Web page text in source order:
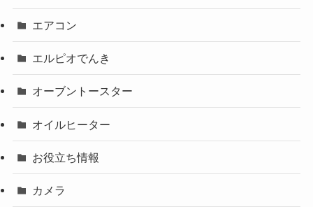
エアコン
エルピオでんき
オーブントースター
オイルヒーター
お役立ち情報
カメラ